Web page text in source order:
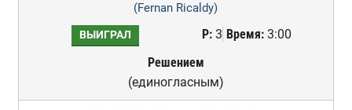
(Fernan Ricaldy)
ВЫИГРАЛ Р:3 Время:3:00
Решением
(единогласным)